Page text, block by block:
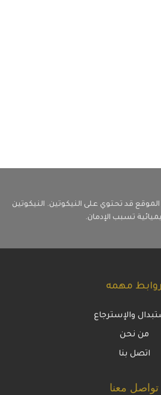
قد تحتوي على النيكوتين. النيكوتين
تسبب الإدمان.
روابط مهمه
والإسترجاع
من نحن
اتصل بنا
تواصل معنا